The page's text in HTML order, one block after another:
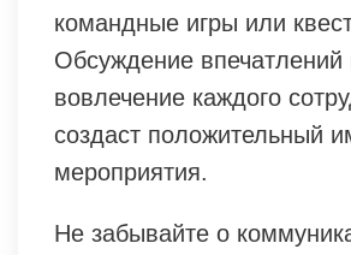
командные игры или
Обсуждение впечатлений
вовлечение каждого
создаст положительный
мероприятия.
Не забывайте о